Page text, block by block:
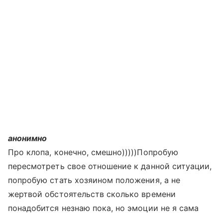
анонимно
Про клопа, конечно, смешно)))))Попробую
пересмотреть свое отношение к данной ситуации,
попробую стать хозяином положения, а не
жертвой обстоятельств сколько времени
понадобится незнаю пока, но эмоции не я сама